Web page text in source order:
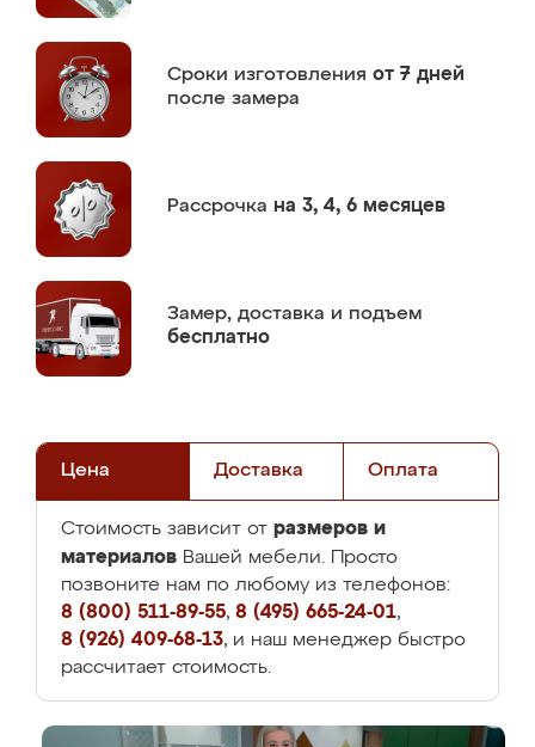
Сроки изготовления от 7 дней
после замера
Рассрочка на 3, 4, 6 месяцев
Замер, доставка и подъем
бесплатно
Цена Доставка Оплата
Стоимость зависит от размеров и
материалов Вашей мебели. Просто
позвоните нам по любому из телефонов:
8 (800) 511-89-55, 8 (495) 665-24-01,
8 (926) 409-68-13, и наш менеджер быстро
рассчитает стоимость.